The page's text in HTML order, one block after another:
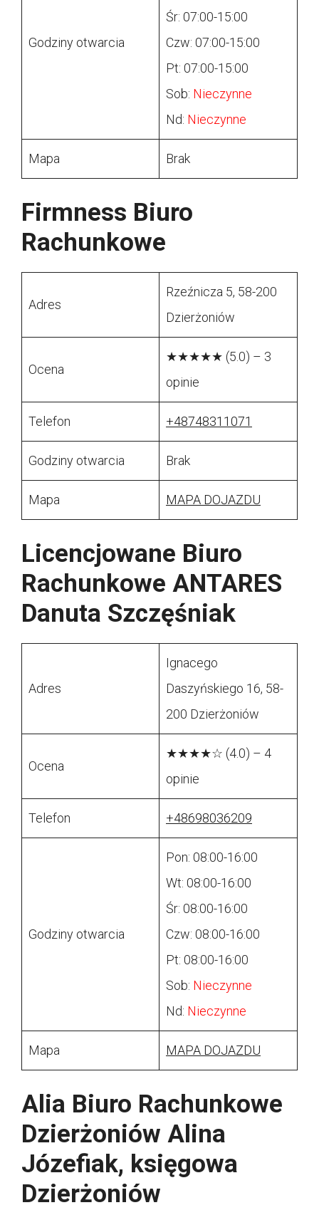
Godziny otwarcia
Śr: 07:00-15:00
Czw: 07:00-15:00
Pt: 07:00-15:00
Sob: Nieczynne
Nd: Nieczynne
Mapa Brak
Firmness Biuro
Rachunkowe
Adres
Rzeźnicza 5, 58-200
Dzierżoniów
Ocena
★★★★★ (5.0) – 3
opinie
Telefon +48748311071
Godziny otwarcia Brak
Mapa MAPA DOJAZDU
Licencjowane Biuro
Rachunkowe ANTARES
Danuta Szczęśniak
Adres
Ignacego
Daszyńskiego 16, 58-
200 Dzierżoniów
Ocena
★★★★☆ (4.0) – 4
opinie
Telefon +48698036209
Godziny otwarcia
Pon: 08:00-16:00
Wt: 08:00-16:00
Śr: 08:00-16:00
Czw: 08:00-16:00
Pt: 08:00-16:00
Sob: Nieczynne
Nd: Nieczynne
Mapa MAPA DOJAZDU
Alia Biuro Rachunkowe
Dzierżoniów Alina
Józefiak, księgowa
Dzierżoniów